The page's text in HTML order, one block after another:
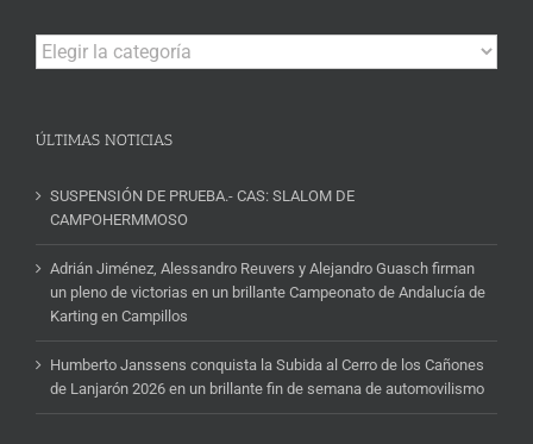
Campeonatos
y
ÚLTIMAS NOTICIAS
SUSPENSIÓN DE PRUEBA.- CAS: SLALOM DE
CAMPOHERMMOSO
Adrián Jiménez, Alessandro Reuvers y Alejandro Guasch firman
un pleno de victorias en un brillante Campeonato de Andalucía de
Karting en Campillos
Humberto Janssens conquista la Subida al Cerro de los Cañones
de Lanjarón 2026 en un brillante fin de semana de automovilismo